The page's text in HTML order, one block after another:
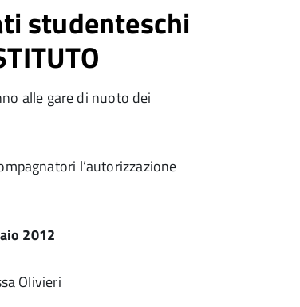
studenteschi
alle gare di nuoto dei
l’autorizzazione
2012
Olivieri